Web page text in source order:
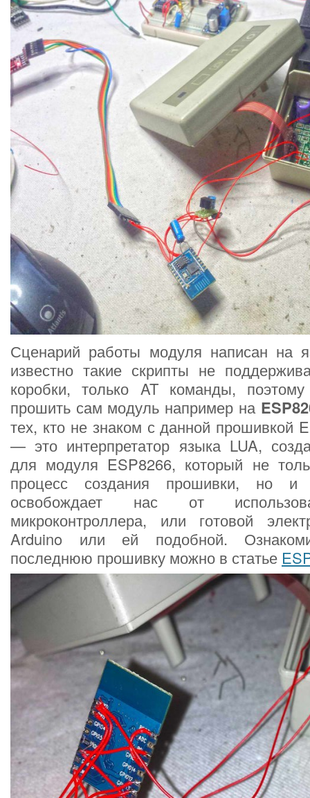
Сценарий работы модуля написан на
известно такие скрипты не
коробки, только AT команды,
прошить сам модуль например на
тех, кто не знаком с данной прошивкой
— это интерпретатор языка LUA,
для модуля ESP8266, который не
процесс создания прошивки, но и
освобождает нас от
микроконтроллера, или готовой
Arduino или ей подобной.
последнюю прошивку можно в статье